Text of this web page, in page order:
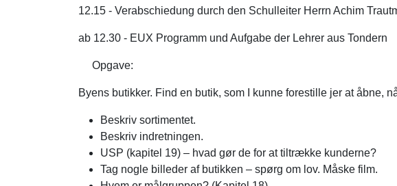
12.15 - Verabschiedung durch den Schulleiter Herrn Achim
ab 12.30 - EUX Programm und Aufgabe der Lehrer aus Tondern
Opgave:
Byens butikker. Find en butik, som I kunne forestille jer at åbne,
Beskriv sortimentet.
Beskriv indretningen.
USP (kapitel 19) – hvad gør de for at tiltrække kunderne?
Tag nogle billeder af butikken – spørg om lov. Måske film.